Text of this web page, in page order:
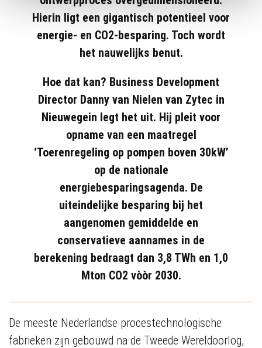
Hierin ligt een gigantisch potentieel voor
energie- en CO2-besparing. Toch wordt
het nauwelijks benut.
Hoe dat kan? Business Development
Director Danny van Nielen van Zytec in
Nieuwegein legt het uit. Hij pleit voor
opname van een maatregel
‘Toerenregeling op pompen boven 30kW’
op de nationale
energiebesparingsagenda. De
uiteindelijke besparing bij het
aangenomen gemiddelde en
conservatieve aannames in de
berekening bedraagt dan 3,8 TWh en 1,0
Mton CO2 vòòr 2030.
De meeste Nederlandse procestechnologische
fabrieken zijn gebouwd na de Tweede Wereldoorlog,